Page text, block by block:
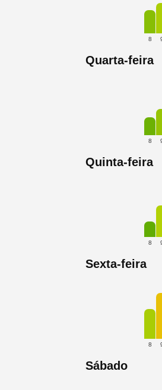
8
Quarta-feira
8
Quinta-feira
8
Sexta-feira
8
Sábado